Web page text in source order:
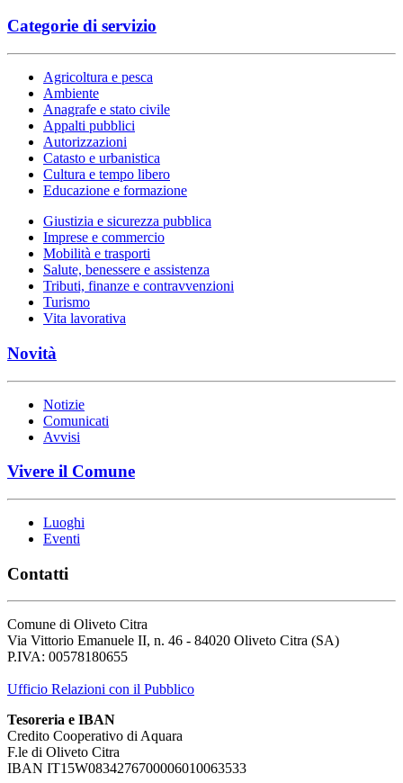
Categorie di servizio
Agricoltura e pesca
Ambiente
Anagrafe e stato civile
Appalti pubblici
Autorizzazioni
Catasto e urbanistica
Cultura e tempo libero
Educazione e formazione
Giustizia e sicurezza pubblica
Imprese e commercio
Mobilità e trasporti
Salute, benessere e assistenza
Tributi, finanze e contravvenzioni
Turismo
Vita lavorativa
Novità
Notizie
Comunicati
Avvisi
Vivere il Comune
Luoghi
Eventi
Contatti
Comune di Oliveto Citra
Via Vittorio Emanuele II, n. 46 - 84020 Oliveto Citra (SA)
P.IVA: 00578180655
Ufficio Relazioni con il Pubblico
Tesoreria e IBAN
Credito Cooperativo di Aquara
F.le di Oliveto Citra
IBAN IT15W0834276700006010063533